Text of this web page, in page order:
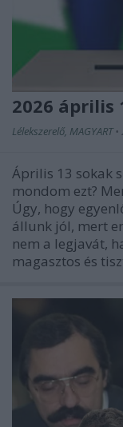
2026 április
Lélekszerelő, MAGYART •
Április 13 sokak
mondom ezt?
Úgy, hogy
állunk jól, mert
nem a legjavát,
magasztos és